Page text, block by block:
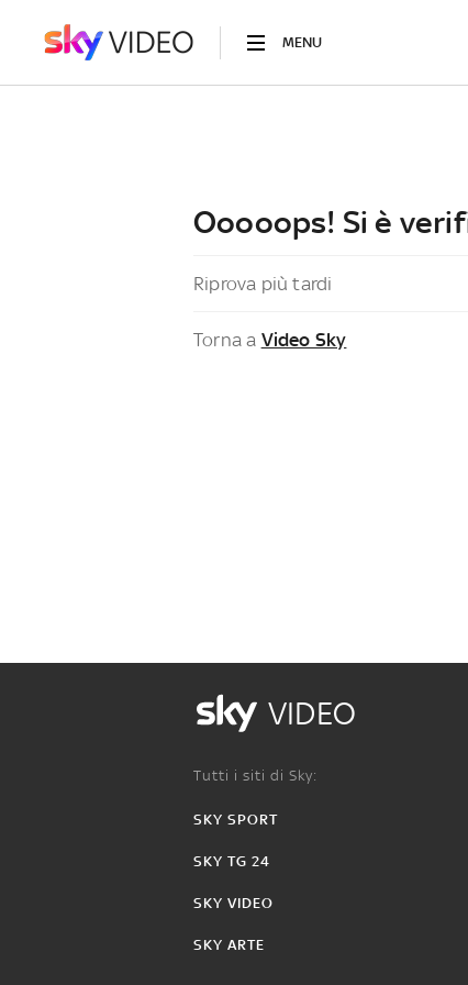
MENU
Ooooops! Si è
Riprova più tardi
Torna a Video Sky
VIDEO
Tutti i siti di Sky:
SKY SPORT
SKY TG 24
SKY VIDEO
SKY ARTE